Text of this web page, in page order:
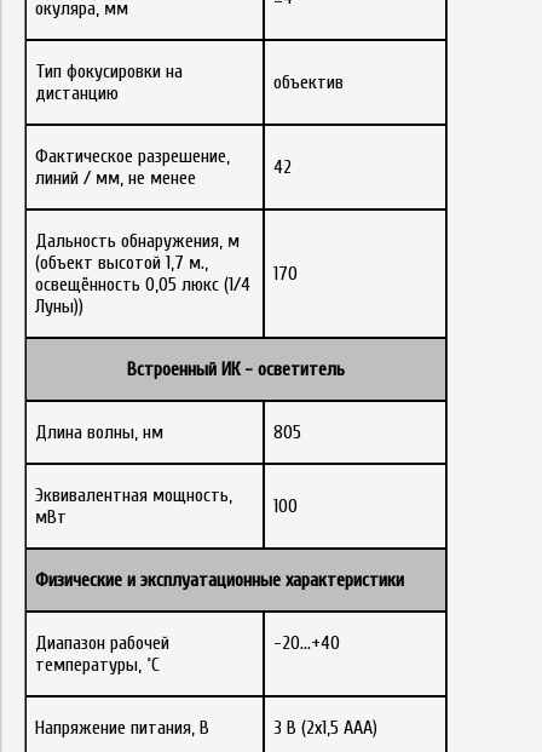
окуляра, мм
Тип фокусировки на
дистанцию
объектив
Фактическое разрешение,
линий / мм, не менее
42
Дальность обнаружения, м
(объект высотой 1,7 м.,
освещённость 0,05 люкс (1/4
Луны))
170
Встроенный ИК - осветитель
Длина волны, нм 805
Эквивалентная мощность,
мВт
100
Физические и эксплуатационные характеристики
Диапазон рабочей
температуры, ˚С
-20…+40
Напряжение питания, В 3 В (2х1,5 ААА)